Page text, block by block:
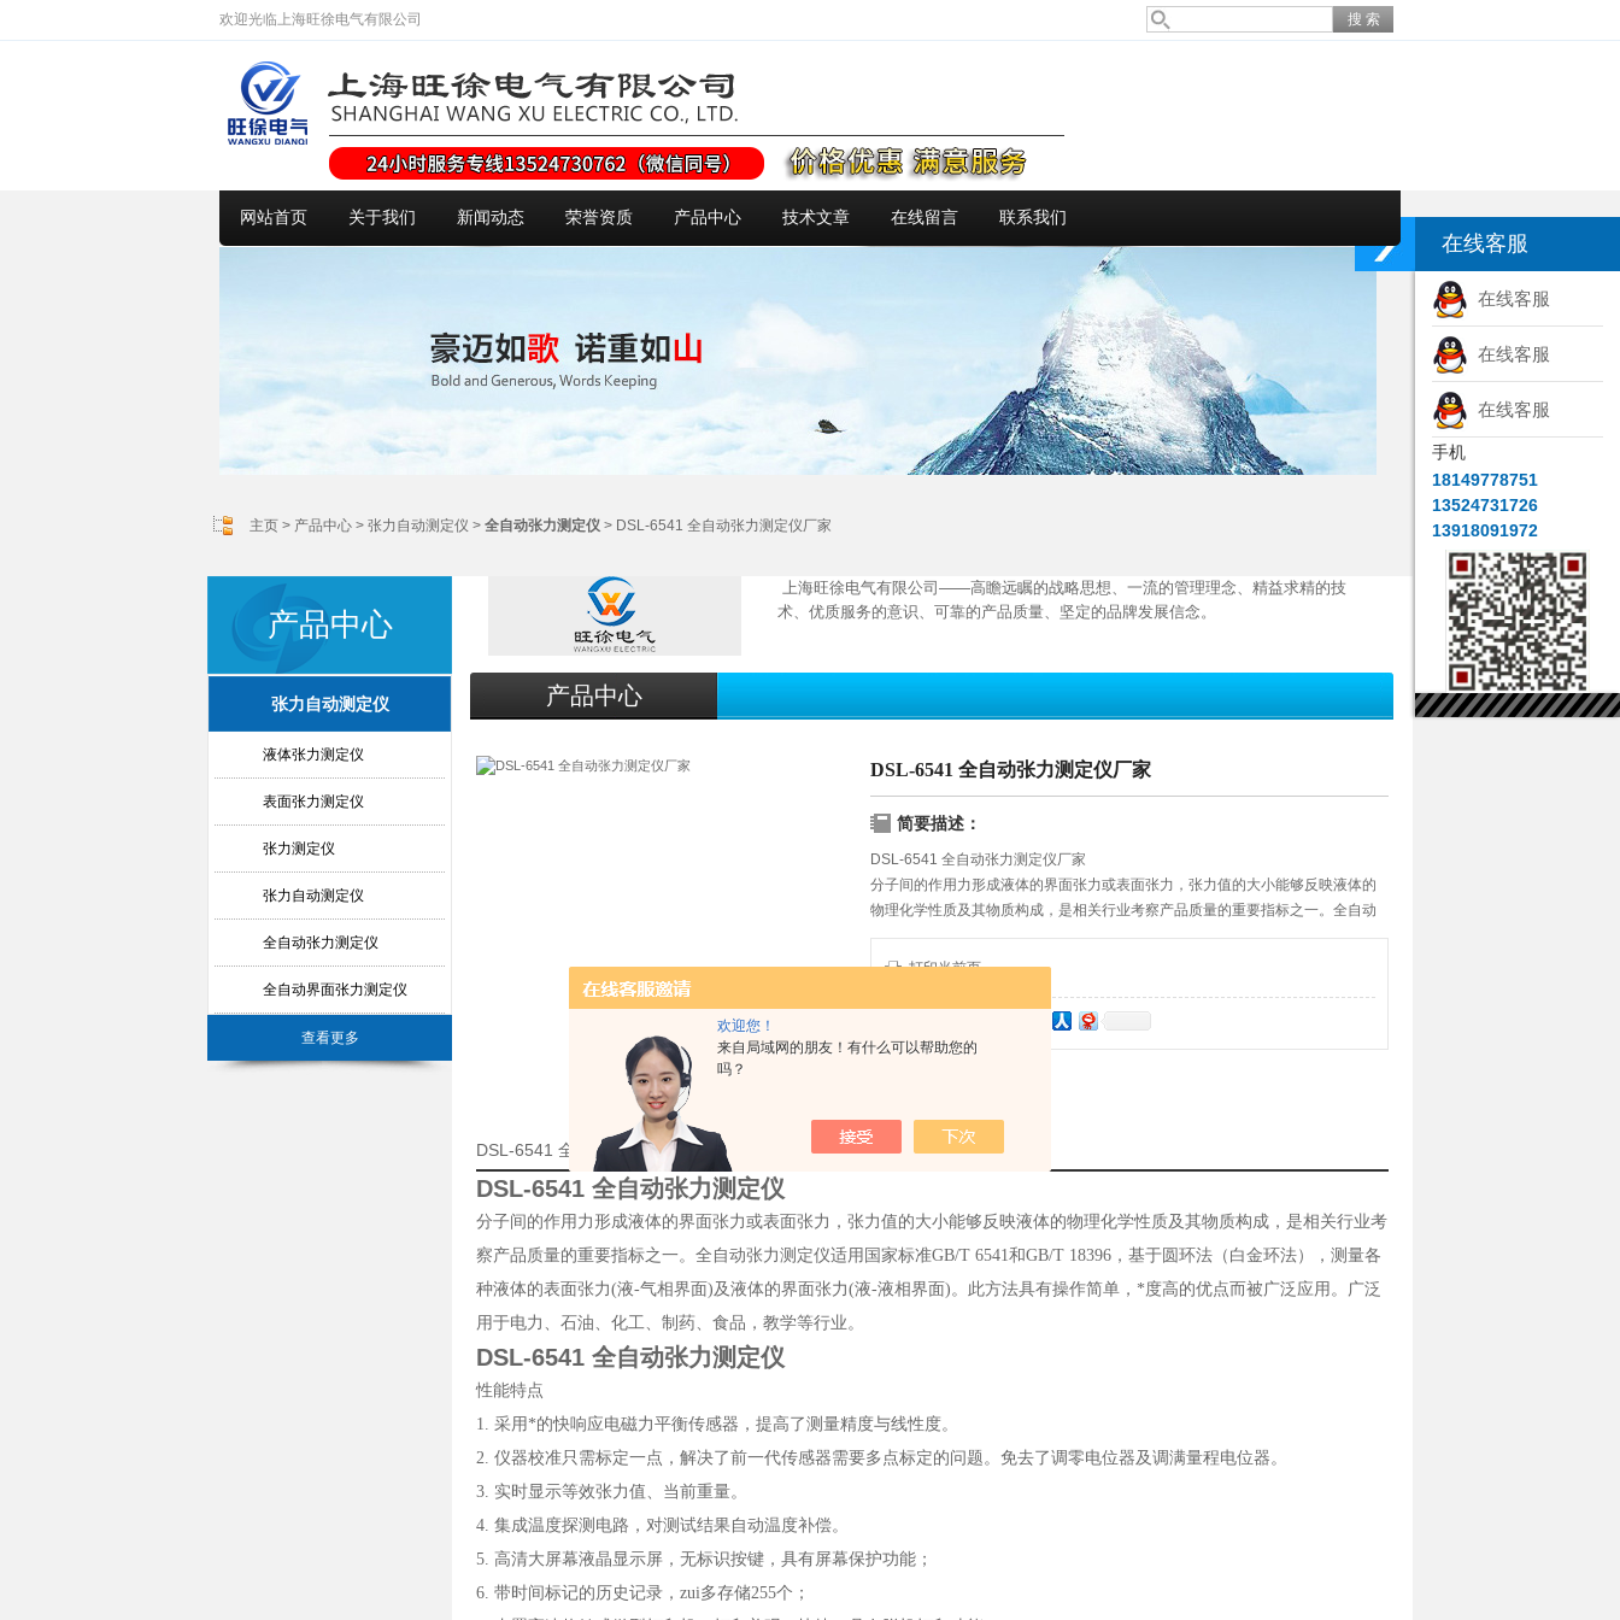
欢迎您！
来自局域网的朋友！有什么可以帮助您的
吗？
欢迎光临上海旺徐电气有限公司
网站首页 关于我们 新闻动态 荣誉资质 产品中心 技术文章 在线留言 联系我们
主页 > 产品中心 > 张力自动测定仪 > 全自动张力测定仪 > DSL-6541 全自动张力测定仪厂家
产品中心
张力自动测定仪
液体张力测定仪
表面张力测定仪
张力测定仪
张力自动测定仪
全自动张力测定仪
全自动界面张力测定仪
查看更多
上海旺徐电气有限公司——高瞻远瞩的战略思想、一流的管理理念、精益求精的技
术、优质服务的意识、可靠的产品质量、坚定的品牌发展信念。
产品中心
DSL-6541 全自动张力测定仪厂家
简要描述：
DSL-6541 全自动张力测定仪厂家
分子间的作用力形成液体的界面张力或表面张力，张力值的大小能够反映液体的
物理化学性质及其物质构成，是相关行业考察产品质量的重要指标之一。全自动
张力测定仪适用国家标准GB/T 6541和GB/T 18396，基于圆环法（白金环法），
测量各种液体的表面张力（液-气相界面）及液体的界面张力（液-液相界面）。
打印当前页
DSL-6541 全自动张力测定仪厂家的详细资料：
DSL-6541 全自动张力测定仪
分子间的作用力形成液体的界面张力或表面张力，张力值的大小能够反映液体的物理化学性质及其物质构成，是相关行业考
察产品质量的重要指标之一。全自动张力测定仪适用国家标准GB/T 6541和GB/T 18396，基于圆环法（白金环法），测量各
种液体的表面张力(液-气相界面)及液体的界面张力(液-液相界面)。此方法具有操作简单，*度高的优点而被广泛应用。广泛
用于电力、石油、化工、制药、食品，教学等行业。
DSL-6541 全自动张力测定仪
性能特点
1. 采用*的快响应电磁力平衡传感器，提高了测量精度与线性度。
2. 仪器校准只需标定一点，解决了前一代传感器需要多点标定的问题。免去了调零电位器及调满量程电位器。
3. 实时显示等效张力值、当前重量。
4. 集成温度探测电路，对测试结果自动温度补偿。
5. 高清大屏幕液晶显示屏，无标识按键，具有屏幕保护功能；
6. 带时间标记的历史记录，zui多存储255个；
在线客服
在线客服
在线客服
在线客服
手机
18149778751
13524731726
13918091972